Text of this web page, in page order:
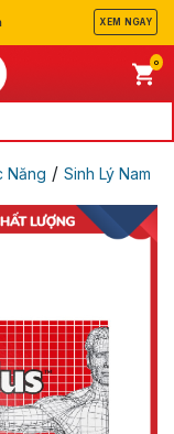
XEM NGAY
0
Năng / Sinh Lý Nam